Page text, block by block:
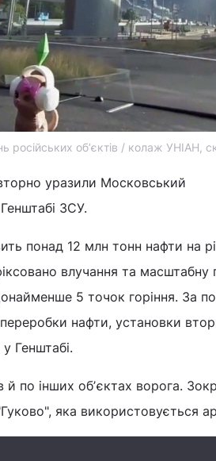
обʼєктів / колаж УНІАН,
уразили Московський
ЗСУ.
понад 12 млн тонн нафти на
влучання та
5 точок горіння. За
нафти, установки
Генштабі.
й по інших обʼєктах ворога.
яка використовується